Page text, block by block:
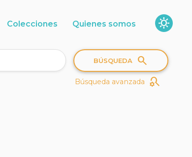
sunny
Colecciones Quienes somos
BÚSQUEDA search
Búsqueda avanzada search_gear